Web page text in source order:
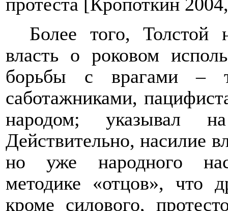
протеста [Кропоткин
Более того, Толстой
власть о роковом
борьбы с врагами –
саботажниками,
народом; указывал
Действительно, насилие
но уже народного
методике «отцов», что
кроме силового,